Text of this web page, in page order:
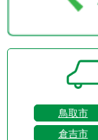
鳥取市
倉吉市